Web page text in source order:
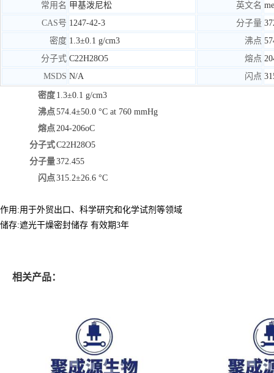
常用名 甲基泼尼松 英文名
CAS号 1247-42-3 分子量
密度 1.3±0.1 g/cm3 沸点
分子式 C22H28O5 熔点
MSDS N/A 闪点
密度 1.3±0.1 g/cm3
沸点574.4±50.0 °C at 760 mmHg
熔点204-206oC
分子式C22H28O5
分子量372.455
闪点315.2±26.6 °C
作用:用于外贸出口、科学研究和化学试剂等领域
储存:遮光干燥密封储存 有效期3年
相关产品：